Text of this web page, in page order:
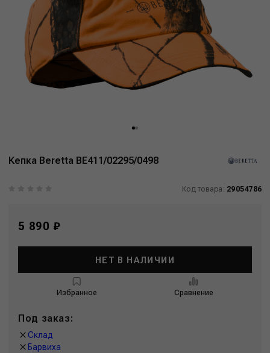
Кепка Beretta BE411/02295/0498
Код товара: 29054786
5 890 ₽
НЕТ В НАЛИЧИИ
Избранное Сравнение
Под заказ:
Склад
Барвиха